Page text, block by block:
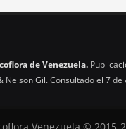
de Venezuela.
Gil. Consultado el 7 de